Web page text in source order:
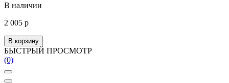
В наличии
2 005 р
В корзину
БЫСТРЫЙ ПРОСМОТР
(0)